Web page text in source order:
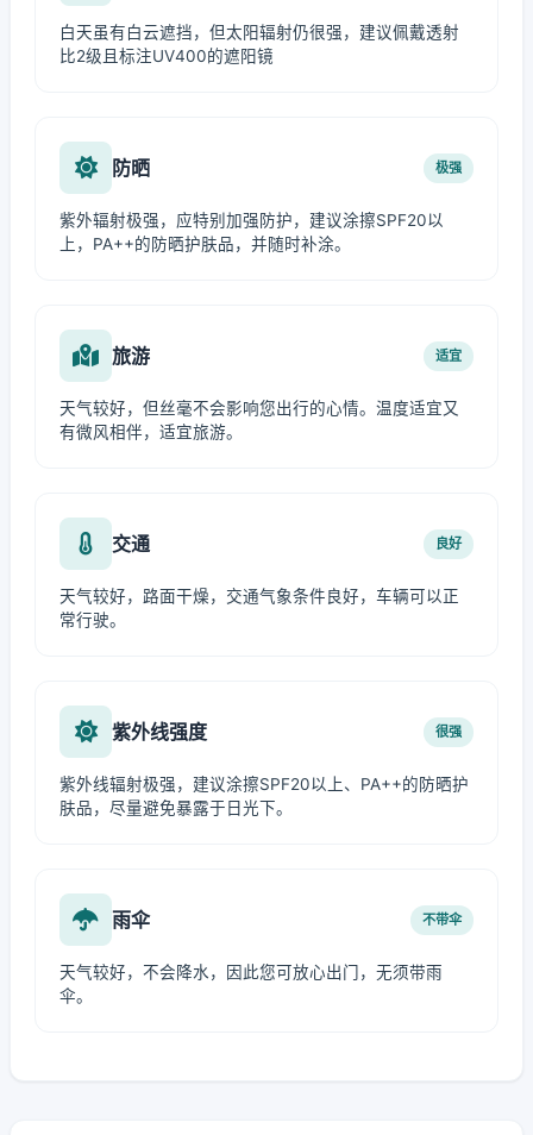
白天虽有白云遮挡，但太阳辐射仍很强，建议佩戴透射
比2级且标注UV400的遮阳镜
防晒 极强
紫外辐射极强，应特别加强防护，建议涂擦SPF20以
上，PA++的防晒护肤品，并随时补涂。
旅游 适宜
天气较好，但丝毫不会影响您出行的心情。温度适宜又
有微风相伴，适宜旅游。
交通 良好
天气较好，路面干燥，交通气象条件良好，车辆可以正
常行驶。
紫外线强度 很强
紫外线辐射极强，建议涂擦SPF20以上、PA++的防晒护
肤品，尽量避免暴露于日光下。
雨伞 不带伞
天气较好，不会降水，因此您可放心出门，无须带雨
伞。